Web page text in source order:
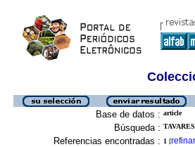
Base de datos : article
Búsqueda :
Referencias encontradas : 1 [refinar